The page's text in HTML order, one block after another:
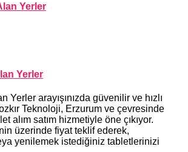
Yerler
Yerler
Yerler arayışınızda güvenilir ve hızlı
Teknoloji, Erzurum ve çevresinde
alım satım hizmetiyle öne çıkıyor.
üzerinde fiyat teklif ederek,
yenilemek istediğiniz tabletlerinizi